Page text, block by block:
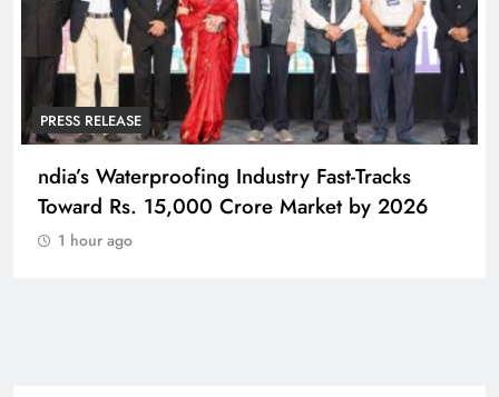
PRESS RELEASE
FireCompass AI Agent Reaches Top 3 on
HackerOne, Signalling a New Era of AI-
Driven Cybersecurity for Enterprises